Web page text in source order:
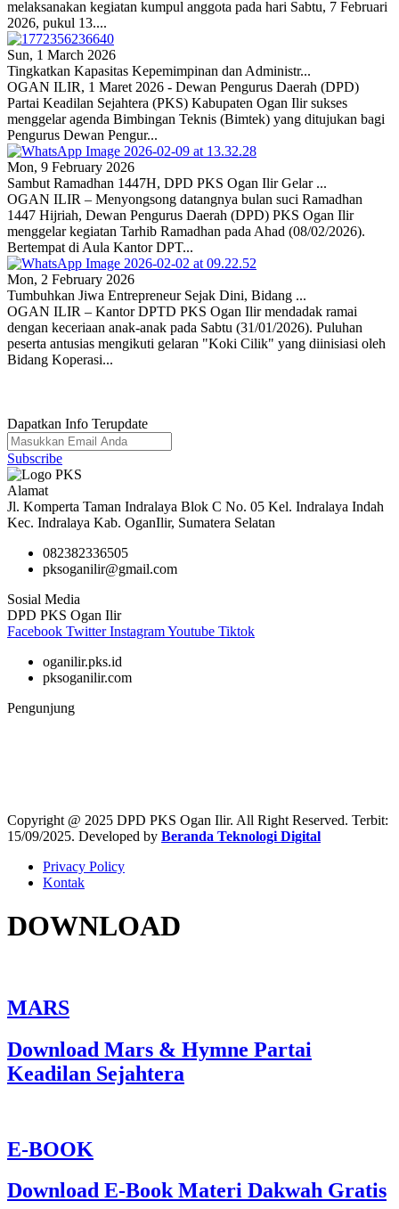
melaksanakan kegiatan kumpul anggota pada hari Sabtu, 7 Februari
2026, pukul 13....
Sun, 1 March 2026
Tingkatkan Kapasitas Kepemimpinan dan Administr...
OGAN ILIR, 1 Maret 2026 - Dewan Pengurus Daerah (DPD)
Partai Keadilan Sejahtera (PKS) Kabupaten Ogan Ilir sukses
menggelar agenda Bimbingan Teknis (Bimtek) yang ditujukan bagi
Pengurus Dewan Pengur...
Mon, 9 February 2026
Sambut Ramadhan 1447H, DPD PKS Ogan Ilir Gelar ...
OGAN ILIR – Menyongsong datangnya bulan suci Ramadhan
1447 Hijriah, Dewan Pengurus Daerah (DPD) PKS Ogan Ilir
menggelar kegiatan Tarhib Ramadhan pada Ahad (08/02/2026).
Bertempat di Aula Kantor DPT...
Mon, 2 February 2026
Tumbuhkan Jiwa Entrepreneur Sejak Dini, Bidang ...
OGAN ILIR – Kantor DPTD PKS Ogan Ilir mendadak ramai
dengan keceriaan anak-anak pada Sabtu (31/01/2026). Puluhan
peserta antusias mengikuti gelaran "Koki Cilik" yang diinisiasi oleh
Bidang Koperasi...
Dapatkan Info Terupdate
Subscribe
Alamat
Jl. Komperta Taman Indralaya Blok C No. 05 Kel. Indralaya Indah
Kec. Indralaya Kab. OganIlir, Sumatera Selatan
082382336505
pksoganilir@gmail.com
Sosial Media
DPD PKS Ogan Ilir
Facebook Twitter InstagramYoutube Tiktok
oganilir.pks.id
pksoganilir.com
Pengunjung
Copyright @ 2025 DPD PKS Ogan Ilir. All Right Reserved. Terbit:
15/09/2025. Developed by Beranda Teknologi Digital
Privacy Policy
Kontak
DOWNLOAD
MARS
Download Mars & Hymne Partai
Keadilan Sejahtera
E-BOOK
Download E-Book Materi Dakwah Gratis